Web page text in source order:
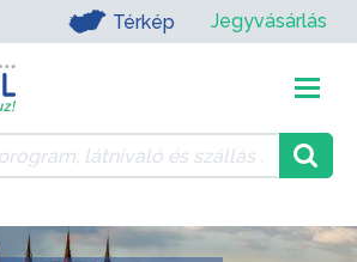
Térkép Jegyvásárlás